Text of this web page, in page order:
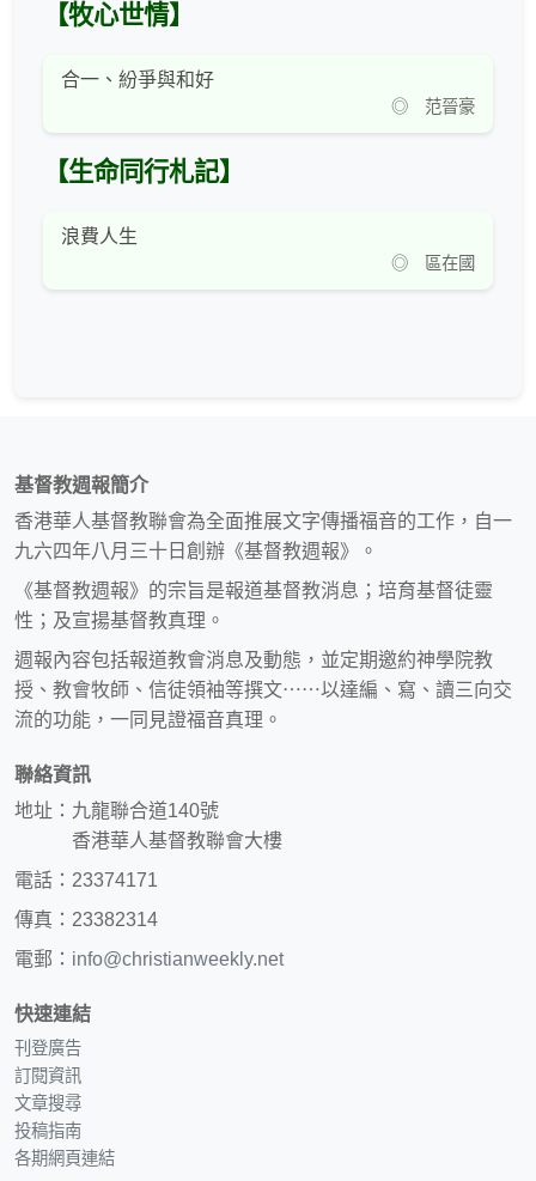
【牧心世情】
合一、紛爭與和好
◎ 范晉豪
【生命同行札記】
浪費人生
◎ 區在國
基督教週報簡介
香港華人基督教聯會為全面推展文字傳播福音的工作，自一
九六四年八月三十日創辦《基督教週報》。
《基督教週報》的宗旨是報道基督教消息；培育基督徒靈
性；及宣揚基督教真理。
週報內容包括報道教會消息及動態，並定期邀約神學院教
授、教會牧師、信徒領袖等撰文⋯⋯以達編、寫、讀三向交
流的功能，一同見證福音真理。
聯絡資訊
地址：九龍聯合道140號
香港華人基督教聯會大樓
電話：23374171
傳真：23382314
電郵： info@christianweekly.net
快速連結
刊登廣告
訂閱資訊
文章搜尋
投稿指南
各期網頁連結